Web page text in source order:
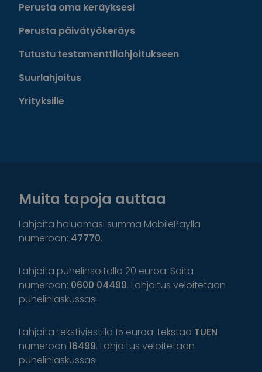
Perusta oma keräyksesi
Perusta päivätyökeräys
Tutustu testamenttilahjoitukseen
Suurlahjoitus
Yrityksille
Muita tapoja auttaa
Lahjoita haluamasi summa MobilePaylla
numeroon: 47770.
Lahjoita puhelinsoitolla 20 euroa: Soita
numeroon: 0600 04499. Lahjoitus veloitetaan
puhelinlaskussasi.
Lahjoita tekstiviestillä 15 euroa: tekstaa TUEN
numeroon 16499. Lahjoitus veloitetaan
puhelinlaskussasi.